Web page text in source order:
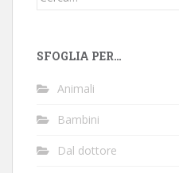
SFOGLIA PER…
Animali
Bambini
Dal dottore